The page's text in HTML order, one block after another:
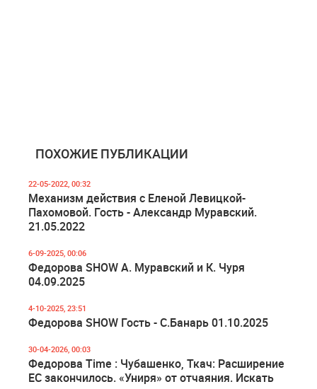
ПОХОЖИЕ ПУБЛИКАЦИИ
22-05-2022, 00:32
Механизм действия с Еленой Левицкой-
Пахомовой. Гость - Александр Муравский.
21.05.2022
6-09-2025, 00:06
Федорова SHOW А. Муравский и К. Чуря
04.09.2025
4-10-2025, 23:51
Федорова SHOW Гость - С.Банарь 01.10.2025
30-04-2026, 00:03
Федорова Time : Чубашенко, Ткач: Расширение
ЕС закончилось. «Униря» от отчаяния. Искать